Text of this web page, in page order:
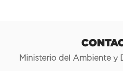
Ministerio del Ambiente y